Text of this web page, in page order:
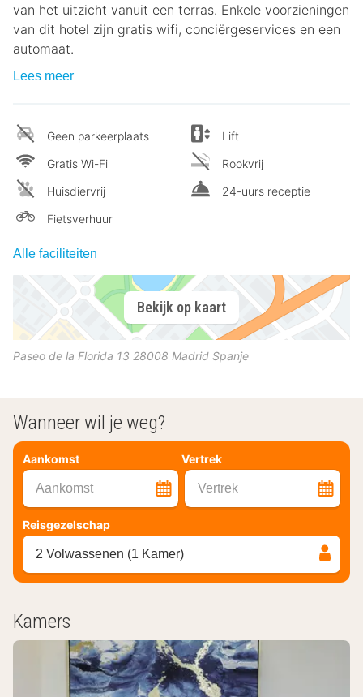
van het uitzicht vanuit een terras. Enkele voorzieningen
van dit hotel zijn gratis wifi, conciërgeservices en een
automaat.
Lees meer
Geen parkeerplaats
Gratis Wi-Fi
Huisdiervrij
Fietsverhuur
Lift
Rookvrij
24-uurs receptie
Alle faciliteiten
Bekijk op kaart
Paseo de la Florida 13 28008 Madrid Spanje
Wanneer wil je weg?
Aankomst Vertrek
Aankomst Vertrek
Reisgezelschap
2 Volwassenen (1 Kamer)
Kamers